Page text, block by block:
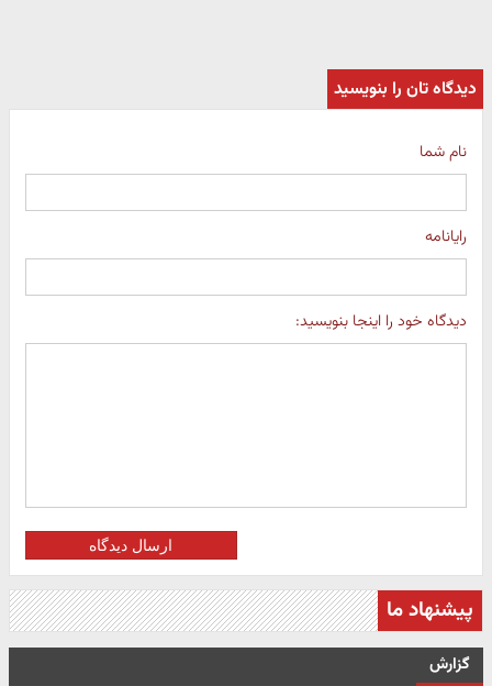
دیدگاه تان را بنویسید
نام شما
رایانامه
دیدگاه خود را اینجا بنویسید:
ارسال دیدگاه
پیشنهاد ما
گزارش